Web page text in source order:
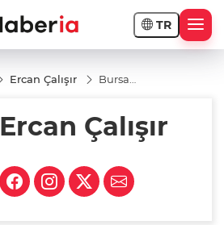
TR
Ercan Çalışır
Bursa
çıkarılıyor”
öyle mi?
Ercan Çalışır